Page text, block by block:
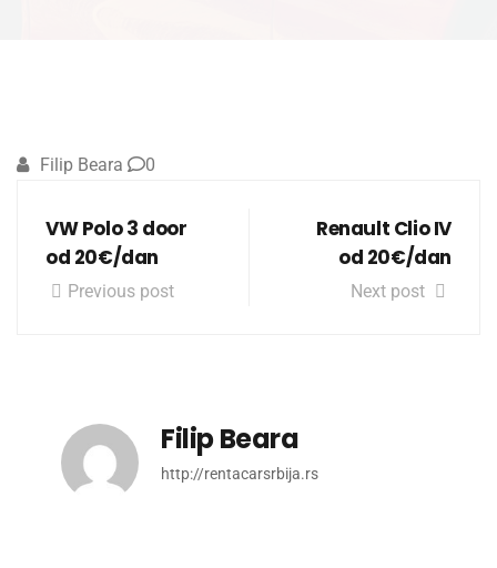
Filip Beara 0
VW Polo 3 door
od 20€/dan
Previous post
Renault Clio IV
od 20€/dan
Next post
Filip Beara
http://rentacarsrbija.rs